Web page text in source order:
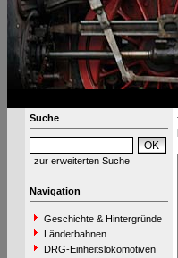
Suche
zur erweiterten Suche
Navigation
Geschichte & Hintergründe
Länderbahnen
DRG-Einheitslokomotiven